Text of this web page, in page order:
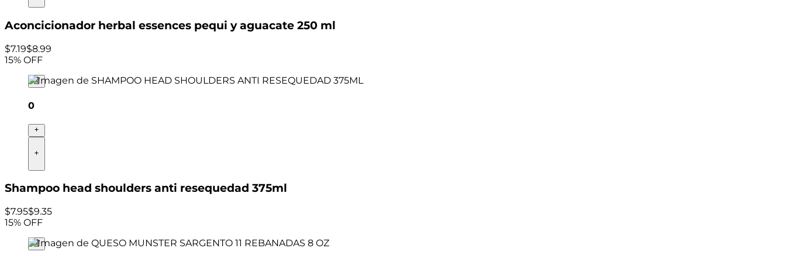
Aconcicionador herbal essences pequi y aguacate 250 ml
$7.19$8.99
15% OFF
0
Shampoo head shoulders anti resequedad 375ml
$7.95$9.35
15% OFF